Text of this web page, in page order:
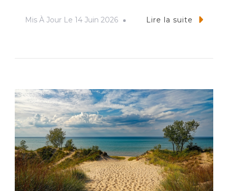
Mis À Jour Le 14 Juin 2026 Lire la suite